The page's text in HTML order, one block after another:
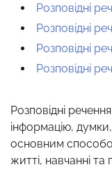
Розповідні
Розповідні
Розповідні
Розповідні
Розповідні
інформацію,
основним
житті, навчанні та